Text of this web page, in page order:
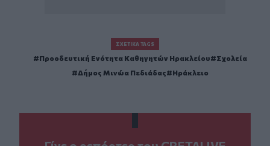
ΣΧΕΤΙΚΆ TAGS
Προοδευτική Ενότητα Καθηγητών Ηρακλείου
Σχολεία
Δήμος Μινώα Πεδιάδας
Ηράκλειο